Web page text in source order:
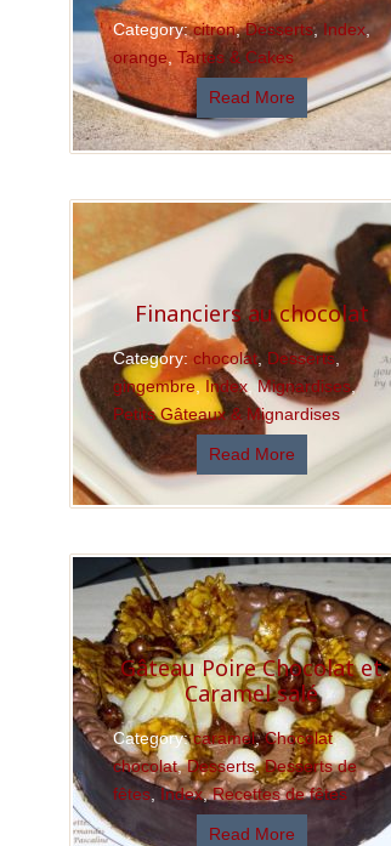
Category:citron,Desserts,Index,
orange,Tartes & Cakes
Read More
Financiers au chocolat
Category:chocolat, Desserts,
gingembre,Index ,Mignardises,
Petits Gâteaux & Mignardises
Read More
Gâteau Poire Chocolat et
Caramel salé
Category:caramel,Chocolat,
chocolat,Desserts,Desserts de
fêtes,Index,Recettes de fêtes
Read More